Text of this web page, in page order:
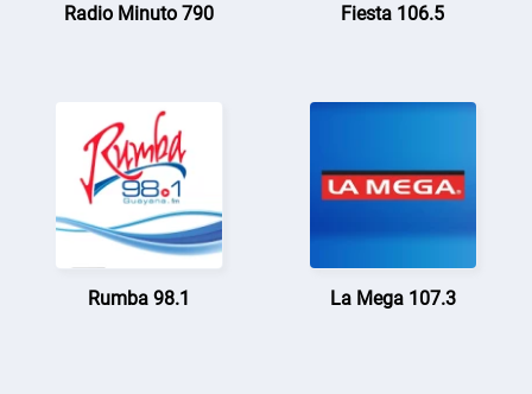
Radio Minuto 790 Fiesta 106.5
Rumba 98.1 La Mega 107.3